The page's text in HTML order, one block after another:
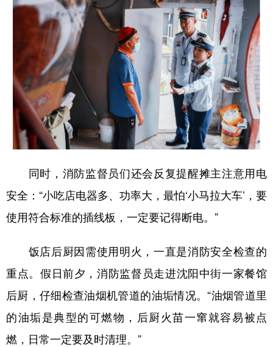
同时，消防监督员们还会反复提醒摊主注意用电
安全： “小吃店电器多、 功率大，最怕‘小马拉大车’，要
使用符合标准的插线板，一定要记得断电。 ”
饭店后厨因需使用明火 ，一直是消防安全检查的
重点。 假日前夕，消防监督员走进沈阳中街一家餐馆
后厨，仔细检查油烟机管道的油垢情况。“油烟管道里
的油垢是典型的可燃物，后厨火苗一窜就容易被点
燃， 日常一定要及时清理。 ”